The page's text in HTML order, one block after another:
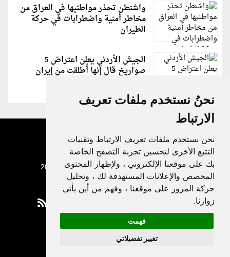
نحنُ نستخدم ملفات تعريف
الارتباط
نحن نستخدم ملفات تعريف الارتباط وتقنيات
التتبع الأخرى لتحسين تجربة التصفح الخاصة
بك على موقعنا الإلكتروني ، ولإظهار المحتوى
المخصص والإعلانات المستهدفة لك ، وتحليل
حركة المرور على موقعنا ، وفهم من أين يأتي
زوارنا.
فهمت
تغيير تفضيلاتي
واشنطن تحذر مواطنيها في العراق من
مخاطر أمنية واضطرابات في حركة
الطيران
الجيش الأردني يعلن اعتراض 5
صواريخ قال إنها أُطلقت من إيران
جميع الحقوق محفوظة لدنيا الوطن © 2003 - 2022
Privacy Policy